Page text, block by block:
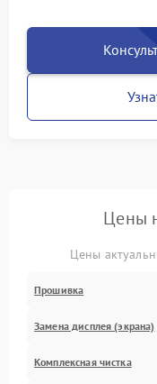
Цены
Цены
Прошивка
Замена дисплея (экрана)
Комплексная чистка